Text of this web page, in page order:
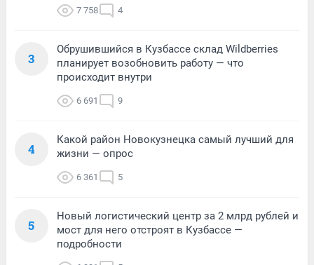
7 758 4
3
Обрушившийся в Кузбассе склад Wildberries
планирует возобновить работу — что
происходит внутри
6 691 9
4
Какой район Новокузнецка самый лучший для
жизни — опрос
6 361 5
5
Новый логистический центр за 2 млрд рублей и
мост для него отстроят в Кузбассе —
подробности